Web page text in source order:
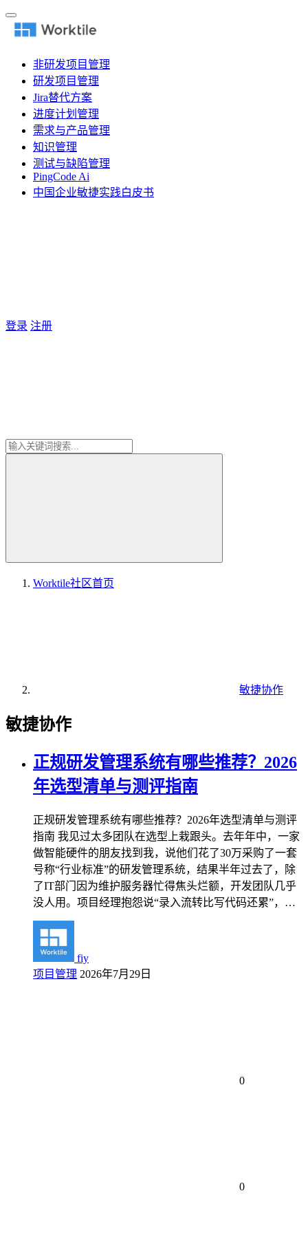
非研发项目管理
研发项目管理
Jira替代方案
进度计划管理
需求与产品管理
知识管理
测试与缺陷管理
PingCode Ai
中国企业敏捷实践白皮书
登录 注册
Worktile社区首页
敏捷协作
敏捷协作
正规研发管理系统有哪些推荐？2026
年选型清单与测评指南
正规研发管理系统有哪些推荐？2026年选型清单与测评
指南 我见过太多团队在选型上栽跟头。去年年中，一家
做智能硬件的朋友找到我，说他们花了30万采购了一套
号称“行业标准”的研发管理系统，结果半年过去了，除
了IT部门因为维护服务器忙得焦头烂额，开发团队几乎
没人用。项目经理抱怨说“录入流转比写代码还累”，…
fiy
项目管理 2026年7月29日
0
0